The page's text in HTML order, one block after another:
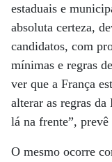
estaduais e
absoluta certeza,
candidatos, com
mínimas e regras
ver que a França
alterar as regras da
lá na frente”, prevê
O mesmo ocorre